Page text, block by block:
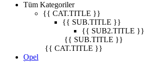
Tüm Kategoriler
{{ CAT.TITLE }}
{{ SUB.TITLE }}
{{ SUB2.TITLE }}
{{ SUB.TITLE }}
{{ CAT.TITLE }}
Opel